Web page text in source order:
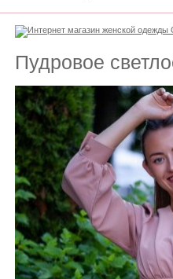
Пудровое